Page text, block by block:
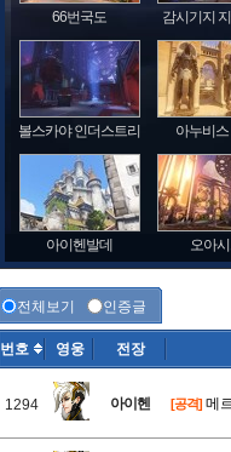
66번국도 감시기지
볼스카야 인더스트리 아누비
아이헨발데 오아
전체보기 인증글
번호 영웅 전장
1294 아이헨 [공격] 메